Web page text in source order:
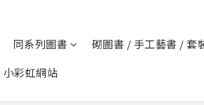
同系列圖書
砌圖書 / 手工藝書 / 套
小彩虹網站